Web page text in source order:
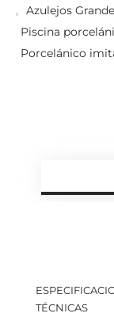
,
Azulejos
Piscina
Porcelánico
TÉCNICAS